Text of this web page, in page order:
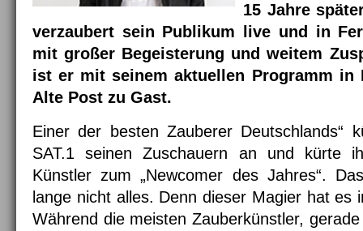
15 Jahre
verzaubert sein Publikum live und in
mit großer Begeisterung und weitem
ist er mit seinem aktuellen Programm in
Alte Post zu Gast.
Einer der besten Zauberer Deutschlands“
SAT.1 seinen Zuschauern an und kürte
Künstler zum „Newcomer des Jahres“.
lange nicht alles. Denn dieser Magier hat es
Während die meisten Zauberkünstler,